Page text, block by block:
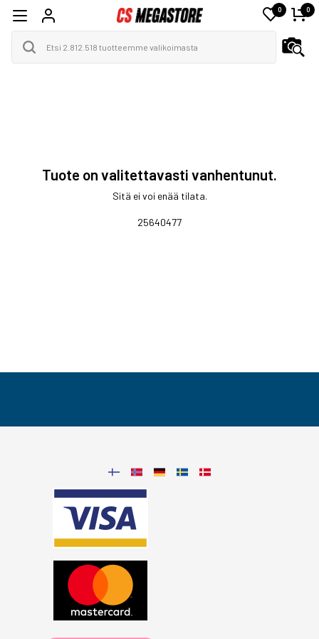
0 0
Tuote on valitettavasti vanhentunut.
Sitä ei voi enää tilata.
25640477